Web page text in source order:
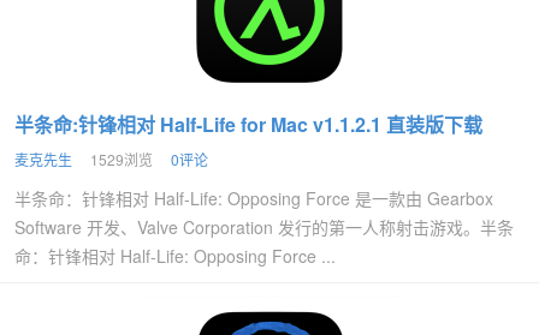
半条命:针锋相对 Half-Life for Mac v1.1.2.1 直装版下载
麦克先生 1529浏览 0评论
半条命：针锋相对 Half-Life: Opposing Force 是一款由 Gearbox
Software 开发、Valve Corporation 发行的第一人称射击游戏。半条
命：针锋相对 Half-Life: Opposing Force ...